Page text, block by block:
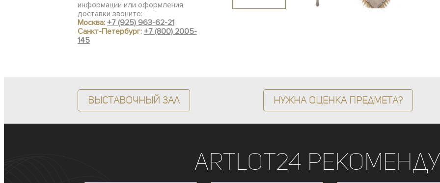
информации или оформления
доставки звоните:
Москва: +7 (925) 963-62-21
Санкт-Петербург: +7 (800) 2005-
145
Выставочный зал Нужна оценка предмета?
ArtLot24